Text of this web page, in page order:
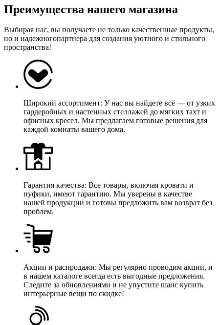
Преимущества нашего магазина
Выбирая нас, вы получаете не только качественные продукты,
но и надежногопартнера для создания уютного и стильного
пространства!
Широкий ассортимент: У нас вы найдете всё — от узких
гардеробных и настенных стеллажей до мягких тахт и
офисных кресел. Мы предлагаем готовые решения для
каждой комнаты вашего дома.
Гарантия качества: Все товары, включая кровати и
пуфики, имеют гарантию. Мы уверены в качестве
нашей продукции и готовы предложить вам возврат без
проблем.
Акции и распродажи: Мы регулярно проводим акции, и
в нашем каталоге всегда есть выгодные предложения.
Следите за обновлениями и не упустите шанс купить
интерьерные вещи по скидке!